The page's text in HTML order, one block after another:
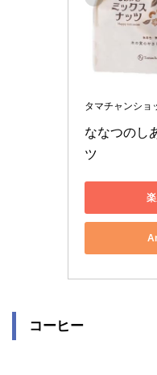
タマチャンショ
ななつのし
ツ
コーヒー